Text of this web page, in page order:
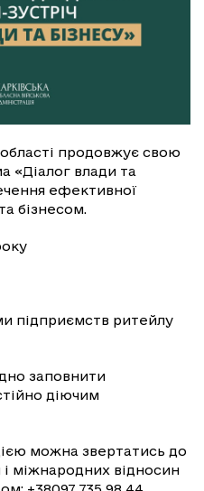
області продовжує свою
«Діалог влади та
ефективної
бізнесом.
підприємств ритейлу
заповнити
діючим
можна звертатись до
міжнародних відносин